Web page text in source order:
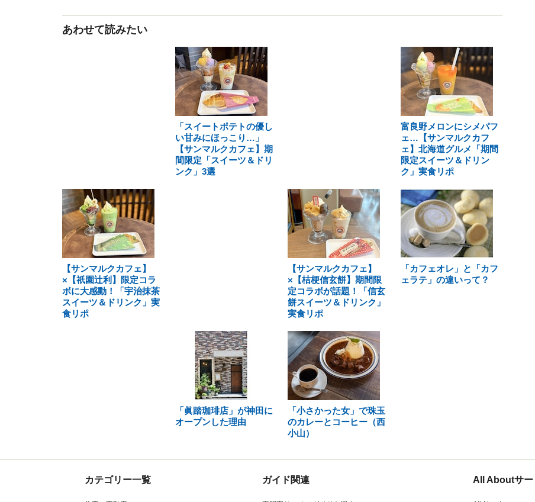
あわせて読みたい
「スイートポテトの優し
い甘みにほっこり…」
【サンマルクカフェ】期
間限定「スイーツ＆ドリ
ンク」3選
富良野メロンにシメパフ
ェ…【サンマルクカフ
ェ】北海道グルメ「期間
限定スイーツ＆ドリン
ク」実食リポ
【サンマルクカフェ】
×【祇園辻利】限定コラ
ボに大感動！「宇治抹茶
スイーツ＆ドリンク」実
食リポ
【サンマルクカフェ】
×【桔梗信玄餅】期間限
定コラボが話題！「信玄
餅スイーツ＆ドリンク」
実食リポ
「カフェオレ」と「カフ
ェラテ」の違いって？
「眞踏珈琲店」が神田に
オープンした理由
「小さかった女」で珠玉
のカレーとコーヒー（西
小山）
カテゴリー一覧 ガイド関連 All Aboutサー